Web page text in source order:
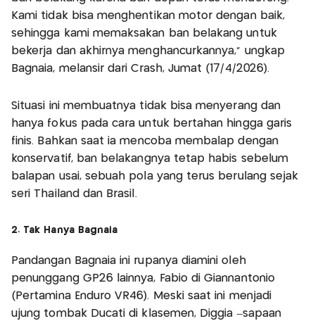
Kami tidak bisa menghentikan motor dengan baik,
sehingga kami memaksakan ban belakang untuk
bekerja dan akhirnya menghancurkannya," ungkap
Bagnaia, melansir dari Crash, Jumat (17/4/2026).
Situasi ini membuatnya tidak bisa menyerang dan
hanya fokus pada cara untuk bertahan hingga garis
finis. Bahkan saat ia mencoba membalap dengan
konservatif, ban belakangnya tetap habis sebelum
balapan usai, sebuah pola yang terus berulang sejak
seri Thailand dan Brasil.
2. Tak Hanya Bagnaia
Pandangan Bagnaia ini rupanya diamini oleh
penunggang GP26 lainnya, Fabio di Giannantonio
(Pertamina Enduro VR46). Meski saat ini menjadi
ujung tombak Ducati di klasemen, Diggia –sapaan